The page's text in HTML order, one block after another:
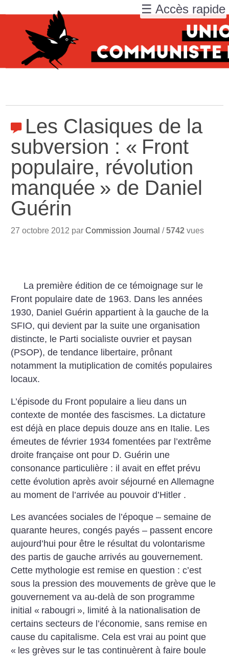
Les Clasiques de la
subversion : « Front
populaire, révolution
manquée » de Daniel
Guérin
27 octobre 2012 parCommission Journal /5742 vues
La première édition de ce témoignage sur le
Front populaire date de 1963. Dans les années
1930, Daniel Guérin appartient à la gauche de la
SFIO, qui devient par la suite une organisation
distincte, le Parti socialiste ouvrier et paysan
(PSOP), de tendance libertaire, prônant
notamment la mutiplication de comités populaires
locaux.
L’épisode du Front populaire a lieu dans un
contexte de montée des fascismes. La dictature
est déjà en place depuis douze ans en Italie. Les
émeutes de février 1934 fomentées par l’extrême
droite française ont pour D. Guérin une
consonance particulière : il avait en effet prévu
cette évolution après avoir séjourné en Allemagne
au moment de l’arrivée au pouvoir d’Hitler .
Les avancées sociales de l’époque – semaine de
quarante heures, congés payés – passent encore
aujourd’hui pour être le résultat du volontarisme
des partis de gauche arrivés au gouvernement.
Cette mythologie est remise en question : c’est
sous la pression des mouvements de grève que le
gouvernement va au-delà de son programme
initial « rabougri », limité à la nationalisation de
certains secteurs de l’économie, sans remise en
cause du capitalisme. Cela est vrai au point que
« les grèves sur le tas continuèrent à faire boule
☰ Accès rapide